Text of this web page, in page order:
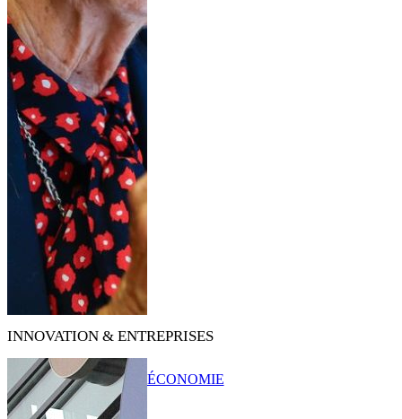
INNOVATION & ENTREPRISES
ÉCONOMIE